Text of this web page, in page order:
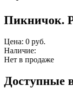
Пикничок.
Цена: 0 руб.
Наличие:
Нет в продаже
Доступные